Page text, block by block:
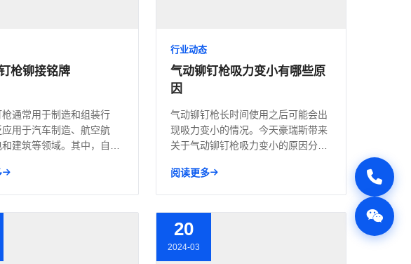
枪铆接铭牌
枪通常用于制造和组装行
应用于汽车制造、航空航
建筑等领域。其中，自动
行业动态
气动铆钉枪吸力变小有哪些原
因
气动铆钉枪长时间使用之后可能会出
现吸力变小的情况。今天豪瑞斯带来
关于气动铆钉枪吸力变小的原因分
阅读更多
20
2024-03